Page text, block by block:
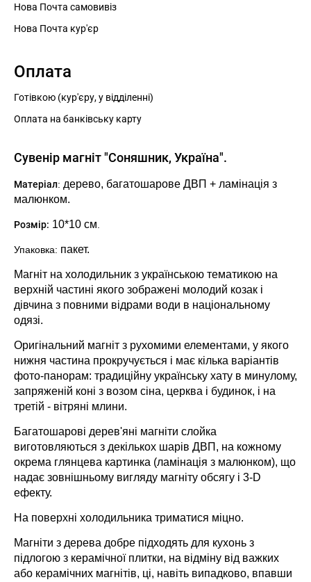
Нова Почта самовивіз
Нова Почта кур'єр
Оплата
Готівкою (кур'єру, у відділенні)
Оплата на банківську карту
Сувенір магніт "Соняшник, Україна".
Матеріал: дерево, багатошарове ДВП + ламінація з
малюнком.
Розмір: 10*10 см
Упаковка: пакет.
Магніт на холодильник з українською тематикою на
верхній частині якого зображені молодий козак і
дівчина з повними відрами води в національному
одязі.
Оригінальний магніт з рухомими елементами, у якого
нижня частина прокручується і має кілька варіантів
фото-панорам: традиційну українську хату в минулому,
запряженій коні з возом сіна, церква і будинок, і на
третій - вітряні млини.
Багатошарові дерев'яні магніти слойка
виготовляються з декількох шарів ДВП, на кожному
окрема глянцева картинка (ламінація з малюнком), що
надає зовнішньому вигляду магніту обсягу і 3-D
ефекту.
На поверхні холодильника триматися міцно.
Магніти з дерева добре підходять для кухонь з
підлогою з керамічної плитки, на відміну від важких
або керамічних магнітів, ці, навіть випадково, впавши